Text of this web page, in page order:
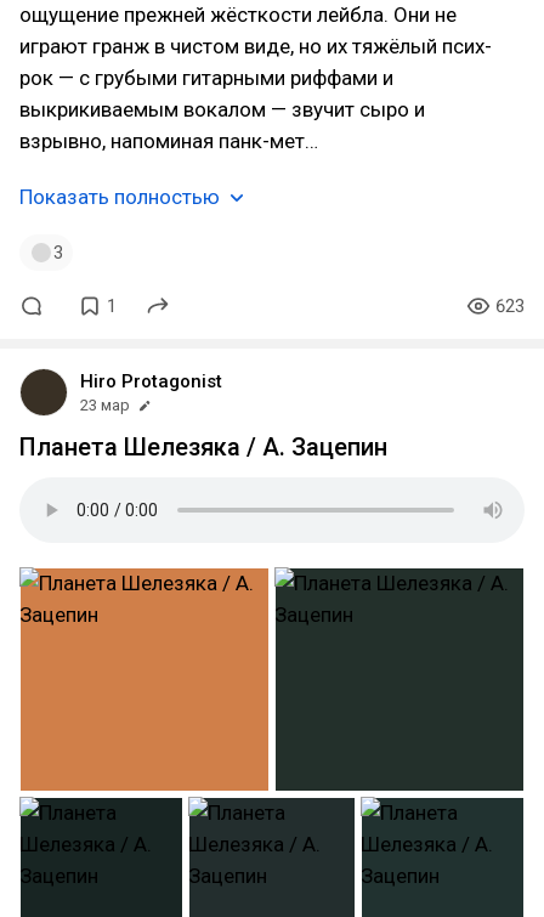
ощущение прежней жёсткости лейбла. Они не
играют гранж в чистом виде, но их тяжёлый псих-
рок — с грубыми гитарными риффами и
выкрикиваемым вокалом — звучит сыро и
взрывно, напоминая панк-мет…
Показать полностью
3
1 623
Hiro Protagonist
23 мар
Планета Шелезяка / А. Зацепин